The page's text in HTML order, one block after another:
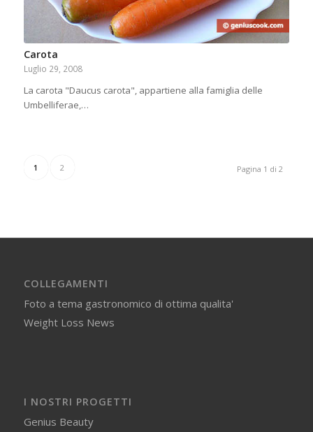
Carota
Luglio 29, 2008
La carota "Daucus carota", appartiene alla famiglia delle
Umbelliferae,…
Pagina 1 di 2
1 2
COLLEGAMENTI
Foto a tema gastronomico di ottima qualita'
Weight Loss News
I NOSTRI PROGETTI
Genius Beauty